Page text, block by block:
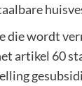
die wordt
artikel 60